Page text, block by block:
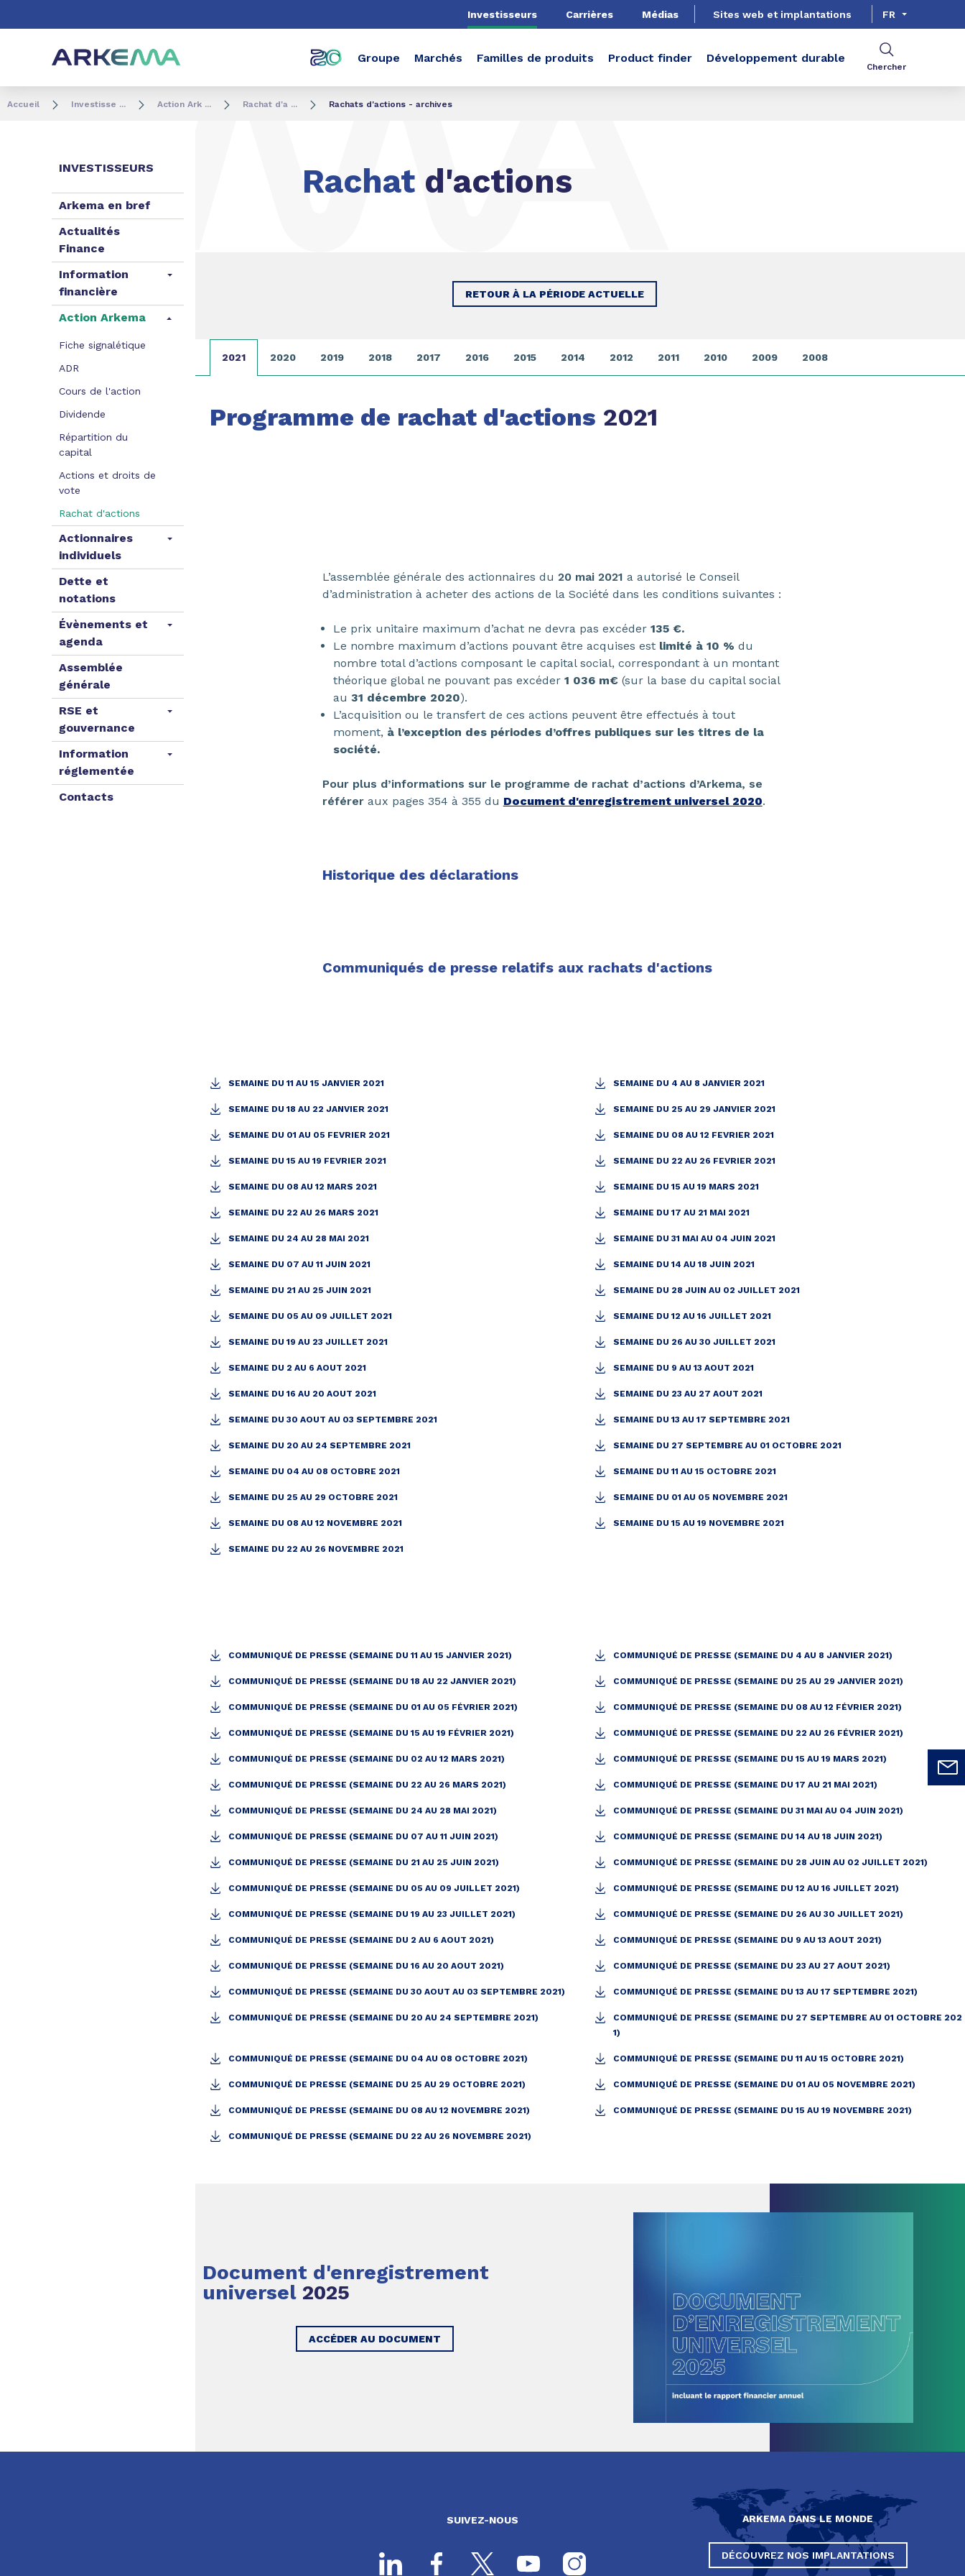
Investisseurs Carrières Médias Sites web et implantations FR
Groupe Marchés Familles de produits Product finder Développement durable
Chercher
Accueil Investisse ... Action Ark ... Rachat d'a ... Rachats d'actions - archives
INVESTISSEURS
Arkema en bref
Actualités
Finance
Information
financière
Action Arkema
Fiche signalétique
ADR
Cours de l'action
Dividende
Répartition du
capital
Actions et droits de
vote
Rachat d'actions
Actionnaires
individuels
Dette et
notations
Évènements et
agenda
Assemblée
générale
RSE et
gouvernance
Information
réglementée
Contacts
Rachat d'actions
RETOUR À LA PÉRIODE ACTUELLE
2021 2020 2019 2018 2017 2016 2015 2014 2012 2011 2010 2009 2008
Programme de rachat d'actions 2021
L’assemblée générale des actionnaires du 20 mai 2021 a autorisé le Conseil
d’administration à acheter des actions de la Société dans les conditions suivantes :
Le prix unitaire maximum d’achat ne devra pas excéder 135 €.
Le nombre maximum d’actions pouvant être acquises est limité à 10 % du
nombre total d’actions composant le capital social, correspondant à un montant
théorique global ne pouvant pas excéder 1 036 m€(sur la base du capital social
au 31 décembre 2020).
L’acquisition ou le transfert de ces actions peuvent être effectués à tout
moment, à l’exception des périodes d’offres publiques sur les titres de la
société.
Pour plus d’informations sur le programme de rachat d’actions d’Arkema, se
référeraux pages 354 à 355 du Document d'enregistrement universel 2020.
Historique des déclarations
Communiqués de presse relatifs aux rachats d'actions
SEMAINE DU 11 AU 15 JANVIER 2021 SEMAINE DU 4 AU 8 JANVIER 2021
SEMAINE DU 18 AU 22 JANVIER 2021 SEMAINE DU 25 AU 29 JANVIER 2021
SEMAINE DU 01 AU 05 FEVRIER 2021 SEMAINE DU 08 AU 12 FEVRIER 2021
SEMAINE DU 15 AU 19 FEVRIER 2021 SEMAINE DU 22 AU 26 FEVRIER 2021
SEMAINE DU 08 AU 12 MARS 2021 SEMAINE DU 15 AU 19 MARS 2021
SEMAINE DU 22 AU 26 MARS 2021 SEMAINE DU 17 AU 21 MAI 2021
SEMAINE DU 24 AU 28 MAI 2021 SEMAINE DU 31 MAI AU 04 JUIN 2021
SEMAINE DU 07 AU 11 JUIN 2021 SEMAINE DU 14 AU 18 JUIN 2021
SEMAINE DU 21 AU 25 JUIN 2021 SEMAINE DU 28 JUIN AU 02 JUILLET 2021
SEMAINE DU 05 AU 09 JUILLET 2021 SEMAINE DU 12 AU 16 JUILLET 2021
SEMAINE DU 19 AU 23 JUILLET 2021 SEMAINE DU 26 AU 30 JUILLET 2021
SEMAINE DU 2 AU 6 AOUT 2021 SEMAINE DU 9 AU 13 AOUT 2021
SEMAINE DU 16 AU 20 AOUT 2021 SEMAINE DU 23 AU 27 AOUT 2021
SEMAINE DU 30 AOUT AU 03 SEPTEMBRE 2021 SEMAINE DU 13 AU 17 SEPTEMBRE 2021
SEMAINE DU 20 AU 24 SEPTEMBRE 2021 SEMAINE DU 27 SEPTEMBRE AU 01 OCTOBRE 2021
SEMAINE DU 04 AU 08 OCTOBRE 2021 SEMAINE DU 11 AU 15 OCTOBRE 2021
SEMAINE DU 25 AU 29 OCTOBRE 2021 SEMAINE DU 01 AU 05 NOVEMBRE 2021
SEMAINE DU 08 AU 12 NOVEMBRE 2021 SEMAINE DU 15 AU 19 NOVEMBRE 2021
SEMAINE DU 22 AU 26 NOVEMBRE 2021
COMMUNIQUÉ DE PRESSE (SEMAINE DU 11 AU 15 JANVIER 2021) COMMUNIQUÉ DE PRESSE (SEMAINE DU 4 AU 8 JANVIER 2021)
COMMUNIQUÉ DE PRESSE (SEMAINE DU 18 AU 22 JANVIER 2021) COMMUNIQUÉ DE PRESSE (SEMAINE DU 25 AU 29 JANVIER 2021)
COMMUNIQUÉ DE PRESSE (SEMAINE DU 01 AU 05 FÉVRIER 2021) COMMUNIQUÉ DE PRESSE (SEMAINE DU 08 AU 12 FÉVRIER 2021)
COMMUNIQUÉ DE PRESSE (SEMAINE DU 15 AU 19 FÉVRIER 2021) COMMUNIQUÉ DE PRESSE (SEMAINE DU 22 AU 26 FÉVRIER 2021)
COMMUNIQUÉ DE PRESSE (SEMAINE DU 02 AU 12 MARS 2021) COMMUNIQUÉ DE PRESSE (SEMAINE DU 15 AU 19 MARS 2021)
COMMUNIQUÉ DE PRESSE (SEMAINE DU 22 AU 26 MARS 2021) COMMUNIQUÉ DE PRESSE (SEMAINE DU 17 AU 21 MAI 2021)
COMMUNIQUÉ DE PRESSE (SEMAINE DU 24 AU 28 MAI 2021) COMMUNIQUÉ DE PRESSE (SEMAINE DU 31 MAI AU 04 JUIN 2021)
COMMUNIQUÉ DE PRESSE (SEMAINE DU 07 AU 11 JUIN 2021) COMMUNIQUÉ DE PRESSE (SEMAINE DU 14 AU 18 JUIN 2021)
COMMUNIQUÉ DE PRESSE (SEMAINE DU 21 AU 25 JUIN 2021) COMMUNIQUÉ DE PRESSE (SEMAINE DU 28 JUIN AU 02 JUILLET 2021)
COMMUNIQUÉ DE PRESSE (SEMAINE DU 05 AU 09 JUILLET 2021) COMMUNIQUÉ DE PRESSE (SEMAINE DU 12 AU 16 JUILLET 2021)
COMMUNIQUÉ DE PRESSE (SEMAINE DU 19 AU 23 JUILLET 2021) COMMUNIQUÉ DE PRESSE (SEMAINE DU 26 AU 30 JUILLET 2021)
COMMUNIQUÉ DE PRESSE (SEMAINE DU 2 AU 6 AOUT 2021) COMMUNIQUÉ DE PRESSE (SEMAINE DU 9 AU 13 AOUT 2021)
COMMUNIQUÉ DE PRESSE (SEMAINE DU 16 AU 20 AOUT 2021) COMMUNIQUÉ DE PRESSE (SEMAINE DU 23 AU 27 AOUT 2021)
COMMUNIQUÉ DE PRESSE (SEMAINE DU 30 AOUT AU 03 SEPTEMBRE 2021) COMMUNIQUÉ DE PRESSE (SEMAINE DU 13 AU 17 SEPTEMBRE 2021)
COMMUNIQUÉ DE PRESSE (SEMAINE DU 20 AU 24 SEPTEMBRE 2021)
COMMUNIQUÉ DE PRESSE (SEMAINE DU 27 SEPTEMBRE AU 01 OCTOBRE 202
1)
COMMUNIQUÉ DE PRESSE (SEMAINE DU 04 AU 08 OCTOBRE 2021) COMMUNIQUÉ DE PRESSE (SEMAINE DU 11 AU 15 OCTOBRE 2021)
COMMUNIQUÉ DE PRESSE (SEMAINE DU 25 AU 29 OCTOBRE 2021) COMMUNIQUÉ DE PRESSE (SEMAINE DU 01 AU 05 NOVEMBRE 2021)
COMMUNIQUÉ DE PRESSE (SEMAINE DU 08 AU 12 NOVEMBRE 2021) COMMUNIQUÉ DE PRESSE (SEMAINE DU 15 AU 19 NOVEMBRE 2021)
COMMUNIQUÉ DE PRESSE (SEMAINE DU 22 AU 26 NOVEMBRE 2021)
Document d'enregistrement
universel 2025
ACCÉDER AU DOCUMENT
SUIVEZ-NOUS ARKEMA DANS LE MONDE
DÉCOUVREZ NOS IMPLANTATIONS